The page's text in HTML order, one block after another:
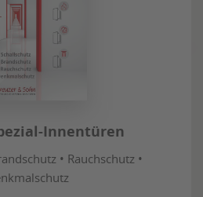
Innentüren
• Rauchschutz •